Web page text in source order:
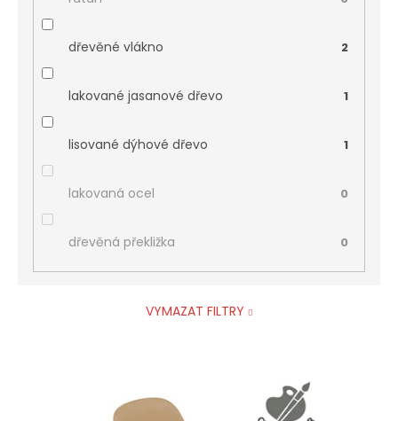
dřevěné vlákno 2
lakované jasanové dřevo 1
lisované dýhové dřevo 1
lakovaná ocel 0
dřevěná překližka 0
VYMAZAT FILTRY